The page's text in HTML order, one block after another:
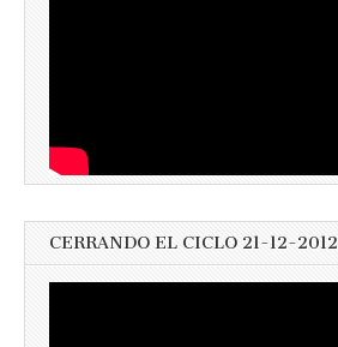
CERRANDO EL CICLO 21-12-2012